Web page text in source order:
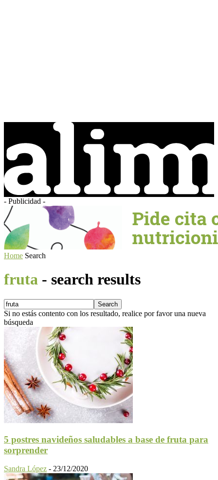
- Publicidad -
Home Search
fruta - search results
Si no estás contento con los resultado, realice por favor una nueva
búsqueda
5 postres navideños saludables a base de fruta para
sorprender
Sandra López - 23/12/2020